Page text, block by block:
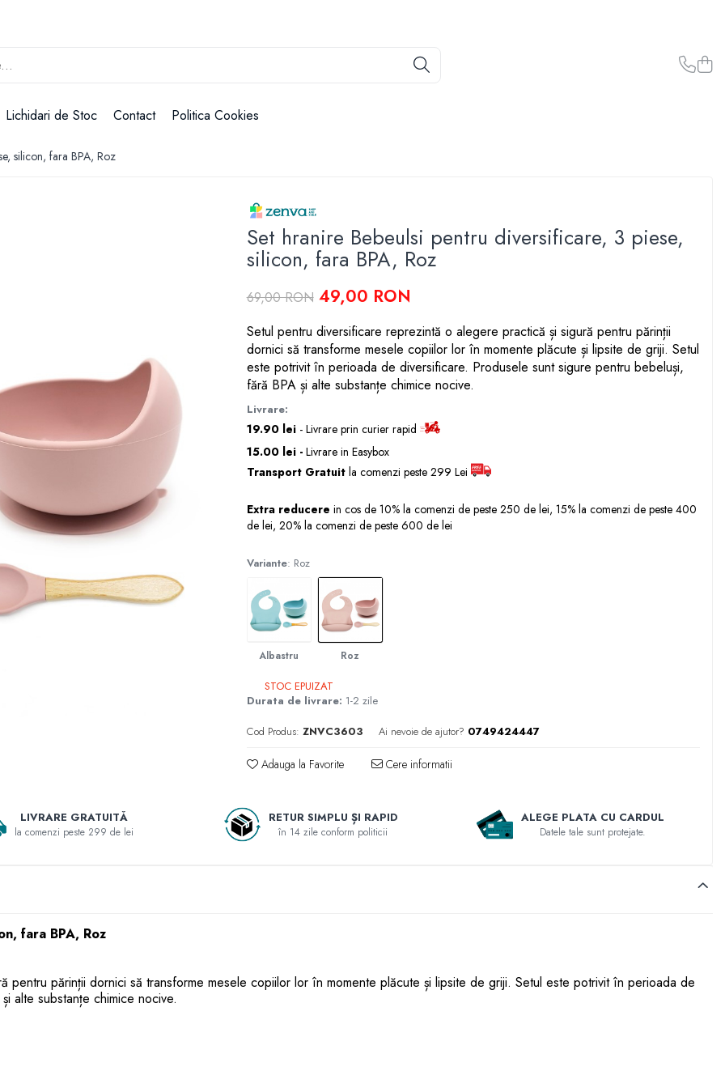
Lichidari de Stoc Contact Politica Cookies
silicon, fara BPA, Roz
Set hranire Bebeulsi pentru diversificare, 3 piese,
silicon, fara BPA, Roz
69,00 RON 49,00 RON
Setul pentru diversificare reprezintă o alegere practică și sigură pentru părinții
dornici să transforme mesele copiilor lor în momente plăcute și lipsite de griji. Setul
este potrivit în perioada de diversificare. Produsele sunt sigure pentru bebeluși,
fără BPA și alte substanțe chimice nocive.
Livrare:
19.90 lei- Livrare prin curier rapid
15.00 lei - Livrare in Easybox
Transport Gratuitla comenzi peste 299 Lei
Extra reducere in cos de 10% la comenzi de peste 250 de lei, 15% la comenzi de peste 400
de lei, 20% la comenzi de peste 600 de lei
Variante: Roz
Albastru Roz
STOC EPUIZAT
Durata de livrare: 1-2 zile
Cod Produs: ZNVC3603 Ai nevoie de ajutor? 0749424447
Adauga la Favorite Cere informatii
LIVRARE GRATUITĂ
la comenzi peste 299 de lei
RETUR SIMPLU ȘI RAPID
în 14 zile conform politicii
ALEGE PLATA CU CARDUL
Datele tale sunt protejate.
fara BPA, Roz
pentru părinții dornici să transforme mesele copiilor lor în momente plăcute și lipsite de griji. Setul este potrivit în perioada de
alte substanțe chimice nocive.